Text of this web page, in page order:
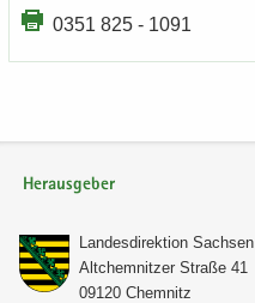
0351 825 - 1091
Herausgeber
Lan­des­di­rek­ti­on Sach­sen
Alt­chem­nit­zer Stra­ße 41
09120 Chem­nitz